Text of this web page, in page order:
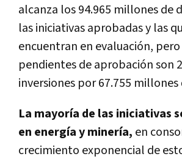
alcanza los 94.965 millones de
las iniciativas aprobadas y las
encuentran en evaluación,
pendientes de aprobación son
inversiones por 67.755 millones
La mayoría de las iniciativas
en energía y minería, en
crecimiento exponencial de